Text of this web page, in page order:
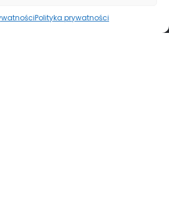
Polityka prywatności